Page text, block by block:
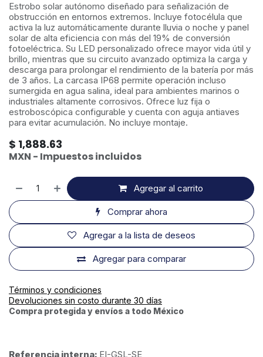
Estrobo solar autónomo diseñado para señalización de
obstrucción en entornos extremos. Incluye fotocélula que
activa la luz automáticamente durante lluvia o noche y panel
solar de alta eficiencia con más del 19% de conversión
fotoeléctrica. Su LED personalizado ofrece mayor vida útil y
brillo, mientras que su circuito avanzado optimiza la carga y
descarga para prolongar el rendimiento de la batería por más
de 3 años. La carcasa IP68 permite operación incluso
sumergida en agua salina, ideal para ambientes marinos o
industriales altamente corrosivos. Ofrece luz fija o
estroboscópica configurable y cuenta con aguja antiaves
para evitar acumulación. No incluye montaje.
$ 1,888.63
MXN - Impuestos incluidos
Agregar al carrito
Comprar ahora
Agregar para comparar
Agregar a la lista de deseos
Términos y condiciones
Devoluciones sin costo durante 30 días
Compra protegida y envíos a todo México
Referencia interna: EI-GSL-SE